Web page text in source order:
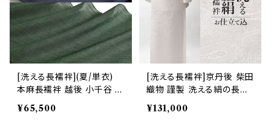
[洗える長襦袢](夏/単衣)
本麻長襦袢 越後 小千谷 高
級長襦袢 麻 100％ (商品
番号:20765)
¥65,500
[洗える長襦袢]京丹後 柴田
織物 謹製 洗える絹の長襦
袢『SHIDORI』ペイズリー
正絹 日本製(商品番号:212
¥131,000